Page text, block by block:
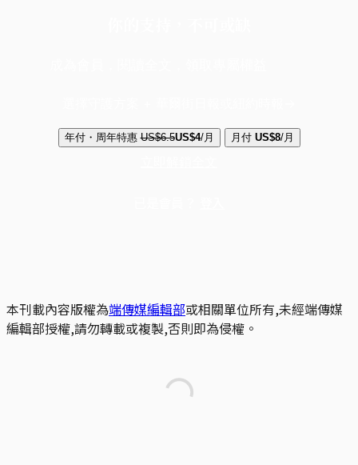
年付・周年特惠 US$6.5US$4/月 月付 US$8/月
本刊載內容版權為端傳媒編輯部或相關單位所有,未經端傳媒
編輯部授權,請勿轉載或複製,否則即為侵權。